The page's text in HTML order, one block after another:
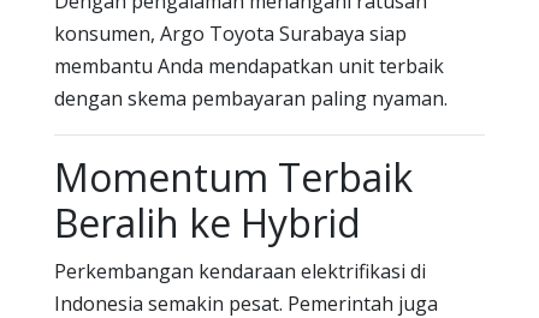
konsumen, Argo Toyota Surabaya siap
membantu Anda mendapatkan unit terbaik
dengan skema pembayaran paling nyaman.
Momentum Terbaik
Beralih ke Hybrid
Perkembangan kendaraan elektrifikasi di
Indonesia semakin pesat. Pemerintah juga